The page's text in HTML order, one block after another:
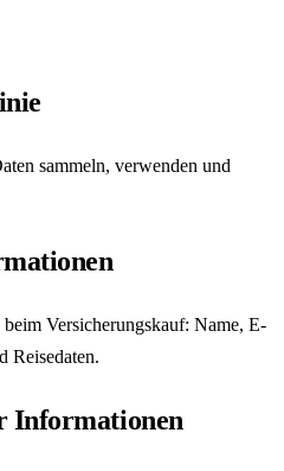
sammeln, verwenden und
Versicherungskauf: Name, E-
Reisedaten.
Informationen